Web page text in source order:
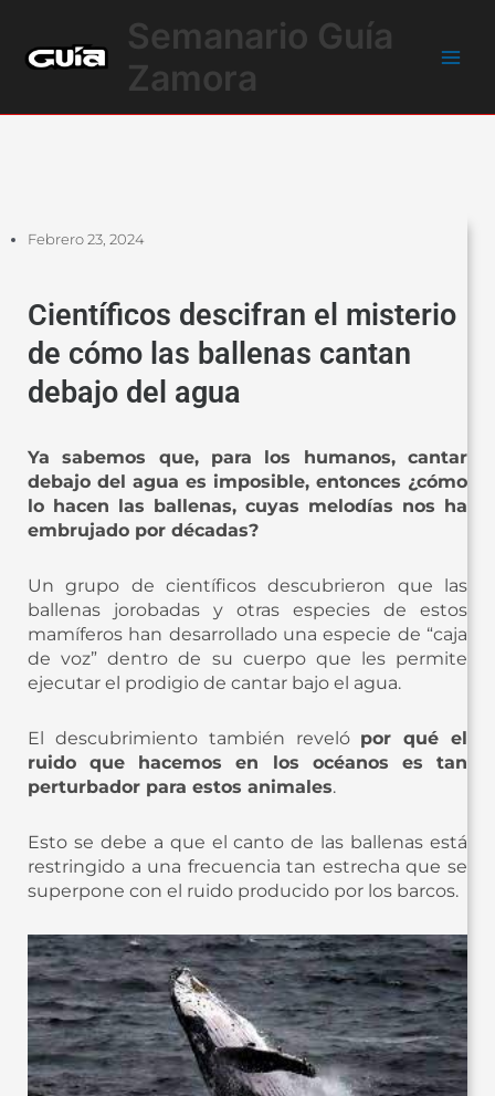
contenido
Semanario Guía
Zamora
Febrero 23, 2024
Científicos descifran el misterio
de cómo las ballenas cantan
debajo del agua
Ya sabemos que, para los humanos, cantar
debajo del agua es imposible, entonces ¿cómo
lo hacen las ballenas, cuyas melodías nos ha
embrujado por décadas?
Un grupo de científicos descubrieron que las
ballenas jorobadas y otras especies de estos
mamíferos han desarrollado una especie de “caja
de voz” dentro de su cuerpo que les permite
ejecutar el prodigio de cantar bajo el agua.
El descubrimiento también reveló por qué el
ruido que hacemos en los océanos es tan
perturbador para estos animales.
Esto se debe a que el canto de las ballenas está
restringido a una frecuencia tan estrecha que se
superpone con el ruido producido por los barcos.